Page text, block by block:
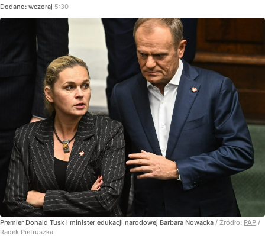
Dodano: wczoraj 5:30
Premier Donald Tusk i minister edukacji narodowej Barbara Nowacka / Źródło: PAP /
Radek Pietruszka